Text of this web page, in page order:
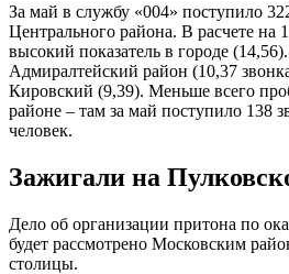
За май в службу «004» поступило
Центрального района. В расчете на
высокий показатель в городе
Адмиралтейский район (10,37
Кировский (9,39). Меньше всего
районе – там за май поступило 138
человек.
Зажигали на
Дело об организации притона по
будет рассмотрено Московским
столицы.